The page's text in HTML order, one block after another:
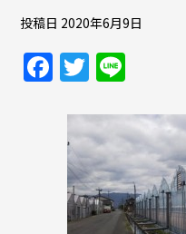
投稿日 2020年6月9日
F
a
c
e
b
o
T
w
itt
er
e